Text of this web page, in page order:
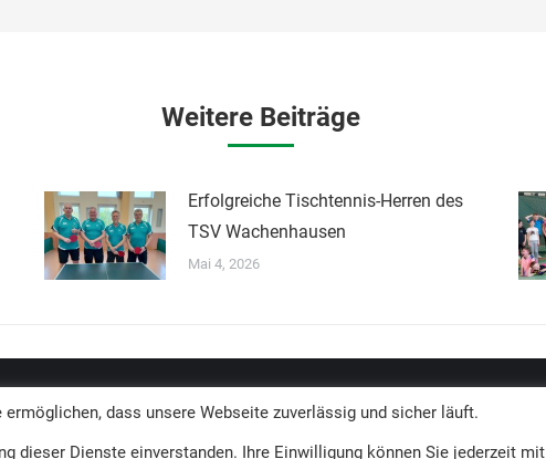
Weitere Beiträge
Erfolgreiche Tischtennis-Herren des
TSV Wachenhausen
Mai 4, 2026
dass unsere Webseite zuverlässig und sicher läuft.
dieser Dienste einverstanden. Ihre Einwilligung können Sie jederzeit mit